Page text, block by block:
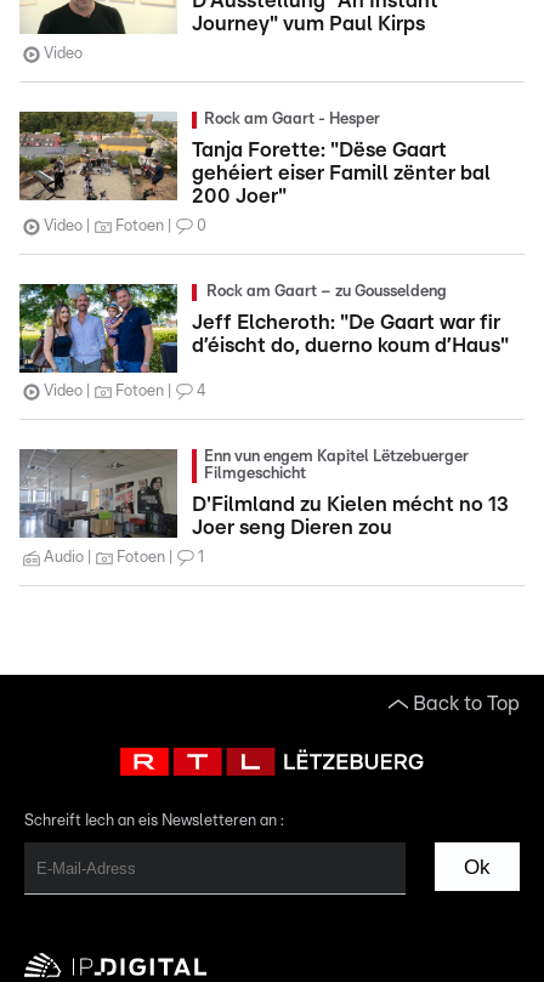
Journey" vum Paul Kirps
Video
Rock am Gaart - Hesper
Tanja Forette: "Dëse Gaart
gehéiert eiser Famill zënter bal
200 Joer"
Video Fotoen 0
Rock am Gaart – zu Gousseldeng
Jeff Elcheroth: "De Gaart war fir
d’éischt do, duerno koum d’Haus"
Video Fotoen 4
Enn vun engem Kapitel Lëtzebuerger
Filmgeschicht
D'Filmland zu Kielen mécht no 13
Joer seng Dieren zou
Audio Fotoen 1
Back to Top
Schreift Iech an eis Newsletteren an :
Ok